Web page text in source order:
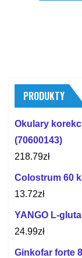
PRODUKTY
Okulary
(70600143)
218.79zł
Colostrum 60
13.72zł
YANGO L-
24.99zł
Ginkofar forte